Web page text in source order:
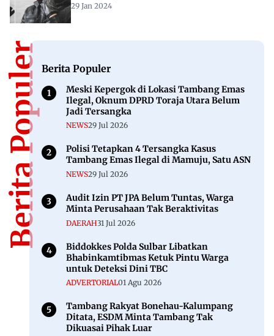
29 Jan 2024
Berita PopulerBerita Populer
Meski Kepergok di Lokasi Tambang Emas
Ilegal, Oknum DPRD Toraja Utara Belum
Jadi Tersangka
NEWS29 Jul 2026
Polisi Tetapkan 4 Tersangka Kasus
Tambang Emas Ilegal di Mamuju, Satu ASN
NEWS29 Jul 2026
Audit Izin PT JPA Belum Tuntas, Warga
Minta Perusahaan Tak Beraktivitas
DAERAH31 Jul 2026
Biddokkes Polda Sulbar Libatkan
Bhabinkamtibmas Ketuk Pintu Warga
untuk Deteksi Dini TBC
ADVERTORIAL01 Agu 2026
Tambang Rakyat Bonehau-Kalumpang
Ditata, ESDM Minta Tambang Tak
Dikuasai Pihak Luar